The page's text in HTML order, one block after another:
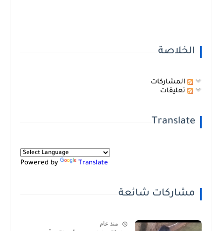
الخلاصة
المشاركات
تعليقات
Translate
Powered by Translate
مشاركات شائعة
منذ عام